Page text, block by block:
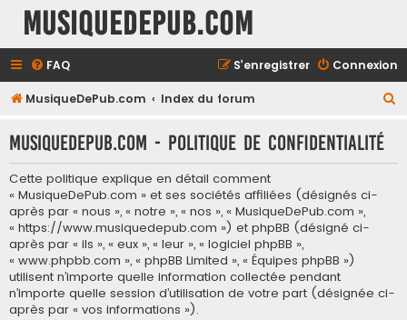
MusiqueDePub.com
FAQ Connexion
S’enregistrer
MusiqueDePub.com Index du forum
h
MusiqueDePub.com - Politique de confidentialité
Cette politique explique en détail comment
« MusiqueDePub.com » et ses sociétés affiliées (désignés ci-
après par « nous », « notre », « nos », « MusiqueDePub.com »,
« https://www.musiquedepub.com ») et phpBB (désigné ci-
après par « ils », « eux », « leur », « logiciel phpBB »,
« www.phpbb.com », « phpBB Limited », « Équipes phpBB »)
utilisent n’importe quelle information collectée pendant
n’importe quelle session d’utilisation de votre part (désignée ci-
après par « vos informations »).